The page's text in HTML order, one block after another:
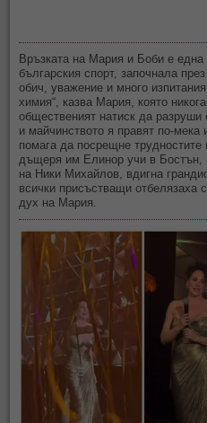
Връзката на Мария и Боби е една
българския спорт, започнала
обич, уважение и много
химия“, казва Мария, която
общественият натиск да
и майчинството я правят по-мека
помага да посрещне
дъщеря им Елинор учи в Бостън,
на Ники Михайлов, вдигна
всички присъстващи отбелязаха
дух на Мария.